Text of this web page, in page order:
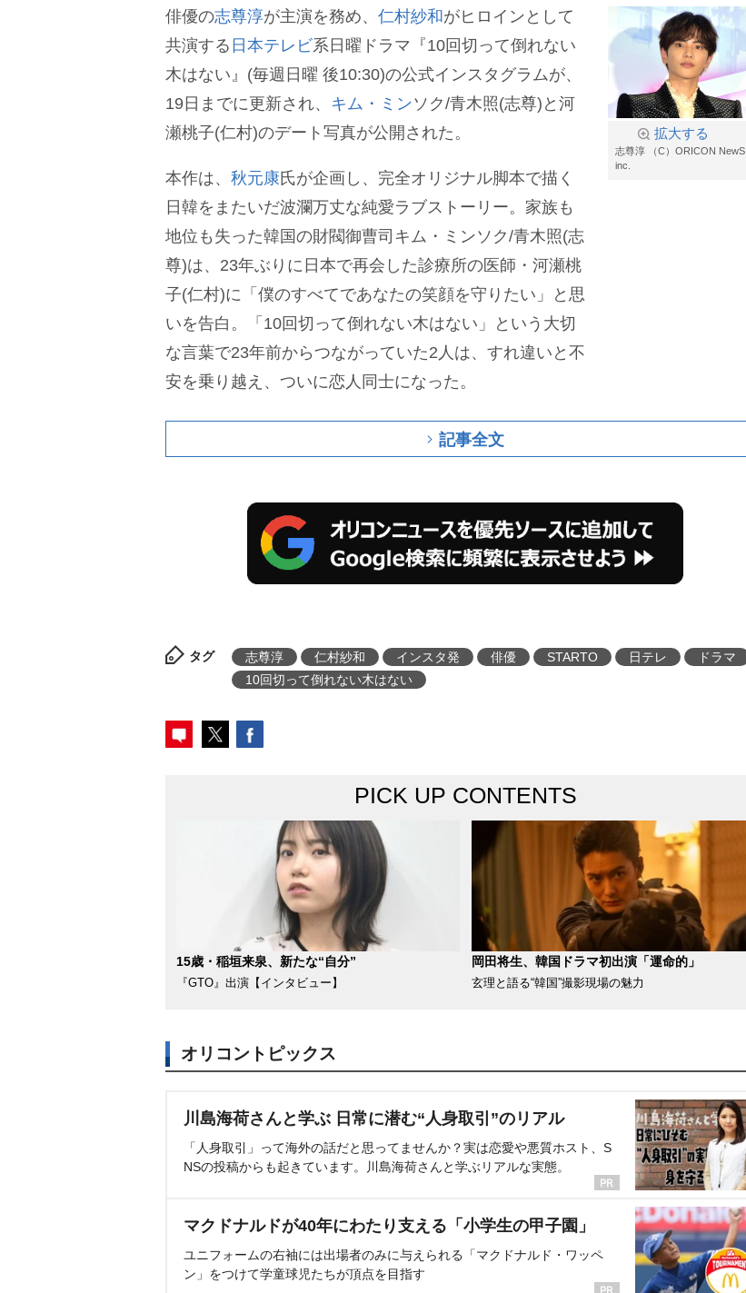
拡大する
志尊淳 （C）ORICON NewS
inc.
俳優の志尊淳が主演を務め、 仁村紗和がヒロインとして
共演する 日本テレビ系日曜ドラマ『10回切って倒れない
木はない』(毎週日曜 後10:30)の公式インスタグラムが、
19日までに更新され、 キム・ミンソク/青木照(志尊)と河
瀬桃子(仁村)のデート写真が公開された。
本作は、 秋元康 氏が企画し、完全オリジナル脚本で描く
日韓をまたいだ波瀾万丈な純愛ラブストーリー。家族も
地位も失った韓国の財閥御曹司キム・ミンソク/青木照(志
尊)は、23年ぶりに日本で再会した診療所の医師・河瀬桃
子(仁村)に「僕のすべてであなたの笑顔を守りたい」と思
いを告白。「10回切って倒れない木はない」という大切
な言葉で23年前からつながっていた2人は、すれ違いと不
安を乗り越え、ついに恋人同士になった。
記事全文
タグ 志尊淳 仁村紗和 インスタ発 俳優 STARTO 日テレ
ドラマ
10回切って倒れない木はない
PICK UP CONTENTS
15歳・稲垣来泉、新たな“自分”
『GTO』出演【インタビュー】
岡田将生、韓国ドラマ初出演「運命的」
玄理と語る“韓国”撮影現場の魅力
オリコントピックス
川島海荷さんと学ぶ 日常に潜む“人身取引”のリアル
「人身取引」って海外の話だと思ってませんか？実は恋愛や悪質ホスト、S
NSの投稿からも起きています。川島海荷さんと学ぶリアルな実態。
マクドナルドが40年にわたり支える「小学生の甲子園」
ユニフォームの右袖には出場者のみに与えられる「マクドナルド・ワッペ
ン」をつけて学童球児たちが頂点を目指す